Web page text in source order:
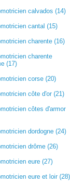
calvados (14)
cantal (15)
charente (16)
charente
(17)
corse (20)
côte d'or (21)
côtes d'armor
dordogne (24)
drôme (26)
eure (27)
eure et loir (28)